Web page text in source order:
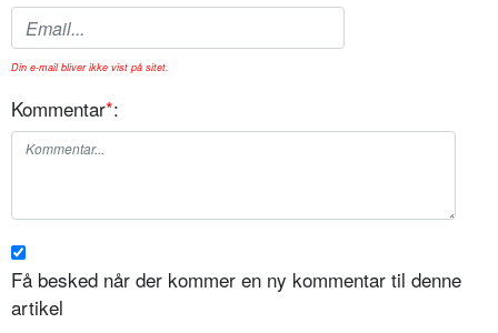
Din e-mail bliver ikke vist på sitet.
Kommentar*:
Få besked når der kommer en ny kommentar til denne
artikel